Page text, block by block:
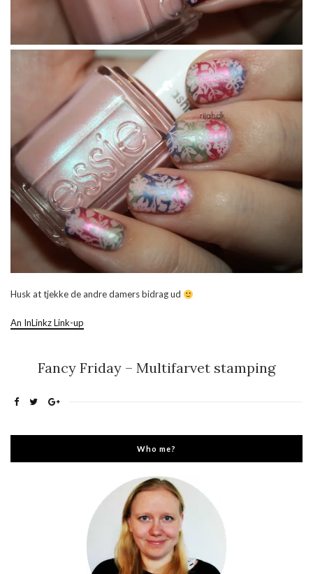
Husk at tjekke de andre damers bidrag ud
An InLinkz Link-up
Fancy Friday – Multifarvet stamping
Who me?